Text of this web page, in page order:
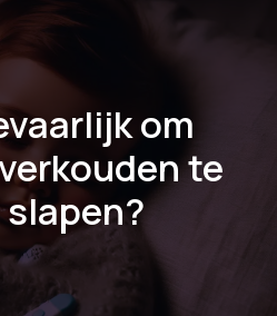
om
te